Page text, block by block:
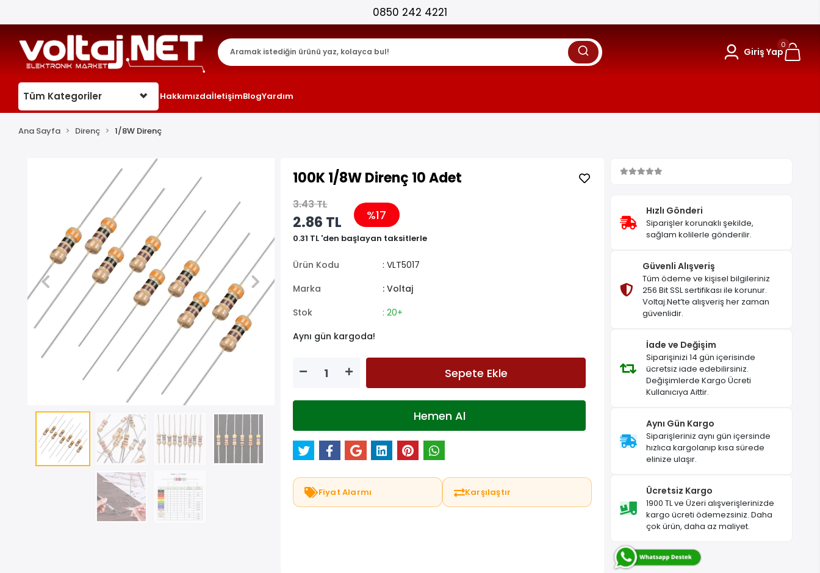
25.000+ AKTİF ÜRÜN !
Giriş Yap
0
Tüm Kategoriler HakkımızdaİletişimBlogYardım
Ana Sayfa Direnç 1/8W Direnç
100K 1/8W Direnç 10 Adet
3.43 TL
2.86 TL %17
0.31 TL 'den başlayan taksitlerle
Ürün Kodu
: VLT5017
Marka
: Voltaj
Stok
: 20+
Aynı gün kargoda!
Sepete Ekle
Hemen Al
Fiyat Alarmı Karşılaştır
Hızlı Gönderi
Siparişler korunaklı şekilde,
sağlam kolilerle gönderilir.
Güvenli Alışveriş
Tüm ödeme ve kişisel bilgileriniz
256 Bit SSL sertifikası ile korunur.
Voltaj.Net’te alışveriş her zaman
güvenlidir.
İade ve Değişim
Siparişinizi 14 gün içerisinde
ücretsiz iade edebilirsiniz.
Değişimlerde Kargo Ücreti
Kullanıcıya Aittir.
Aynı Gün Kargo
Siparişleriniz aynı gün içersinde
hızlıca kargolanıp kısa sürede
elinize ulaşır.
Ücretsiz Kargo
1900 TL ve Üzeri alışverişlerinizde
kargo ücreti ödemezsiniz. Daha
çok ürün, daha az maliyet.